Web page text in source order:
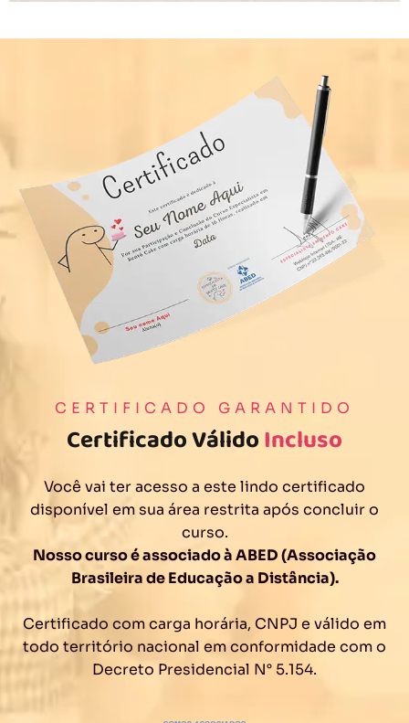
CERTIFICADO GARANTIDO
Certificado VálidoIncluso
Você vai ter acesso a este lindo certificado
disponível em sua área restrita após concluir o
curso.
Nosso curso é associado à ABED (Associação
Brasileira de Educação a Distância).
Certificado com carga horária, CNPJ e válido em
todo território nacional em conformidade com o
Decreto Presidencial N° 5.154.